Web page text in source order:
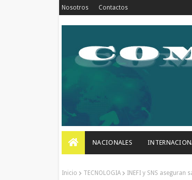
Nosotros Contactos
NACIONALES
Inicio TECNOLOGIA INEFI y SNS aseguran